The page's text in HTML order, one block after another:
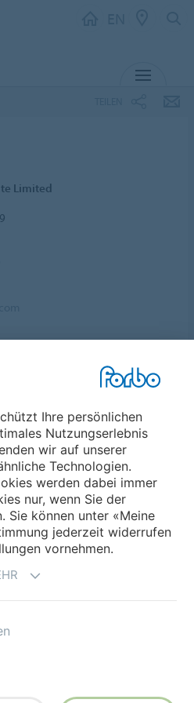
Limited
Ihre persönlichen
Nutzungserlebnis
wir auf unserer
Technologien.
werden dabei immer
nur, wenn Sie der
Sie können unter «Meine
jederzeit widerrufen
vornehmen.